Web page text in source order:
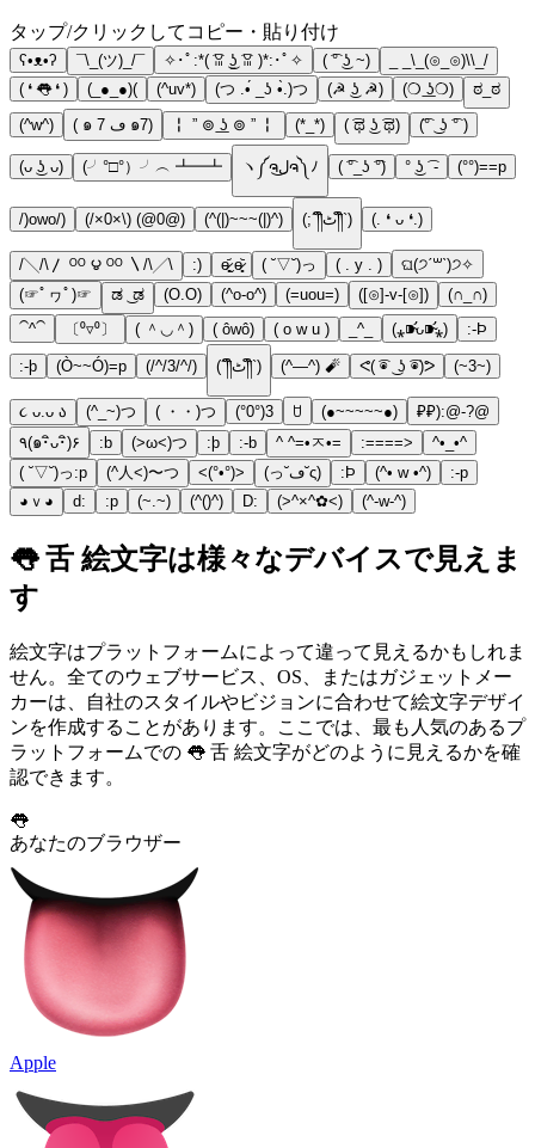
タップ/クリックしてコピー・貼り付け
ʕ•ᴥ•ʔ ¯\_(ツ)_/¯ ✧･ﾟ:*( ͡ꈍ ͜ʖ̫ ͡ꈍ )*:･ﾟ✧ ( ͡° ͜ʖ ~)
_ _\_(⊙_⊙)\\_/
( ❛ 👅 ❛ )
(_●_●)( (^uv*) (つ .•́ _ʖ •̀.)つ (☭ ͜ʖ ☭) (❍ ͟ʖ❍)
ಠ_ಠ
(^w^)
( ๑ ڡ 7 ๑7) ╏ ” ⊚ ͟ʖ ⊚ ” ╏ (*_*) ( ͡ಥ ͜ʖ ͡ಥ) (͡° ͜ ʖ ͡° )
(ᴗ ͜ʖ ᴗ) (╯°□°）╯︵ ┻━┻ ヽ༼ຈل͜ຈ༽ﾉ ( ͡°_ʖ ͡°) ° ͜ʖ ͡ - (°°)==p
/)owo/) (/×0×\) (@0@) (^(|)~~~(|)^) (;´༎ຶٹ༎ຶ`) (. ❛ ᴗ ❛.)
/╲/\〳 ᴼᴼ ౪ ᴼᴼ 〵/\╱\ :) ɵ̷̥̥᷄ˬɵ̷̥̥᷅ ( ˘▽˘)っ ( . y . )
ଘ(੭ˊ꒳ˋ)੭✧
(☞ﾟヮﾟ)☞
ಡ ͜ ಡ (O.O) (^o-o^) (=uou=) ([⊙]-v-[⊙])
(∩_∩)
⁀^⁀
〔⁰▿⁰〕 ( ＾◡＾) ( ôwô) ( o w u ) _^_ (⁎⁍̴̛ᴗ⁍̴̛⁎) :-Þ
:-þ (Ò~~Ó)=p (/^/3/^/) (´༎ຶٹ༎ຶ`) (^—^) 🧨 ᕙ( ͡◉ ͜ ʖ ͡◉)ᕗ (~3~)
૮ ᴗ.ᴗ ა (^_~)つ ( ・・)つ (°0°)3 ꇴ (●~~~~~●)
₽₽):@-?@
٩(๑･ิᴗ･ิ)۶
:b (>ω<)つ :þ :-b ^ ^=•ㅈ•= :====>
^•_•^
( ˘▽˘)っ:p
(^人<)〜つ <(°•°)> (っ˘ڡ˘ς) :Þ (^• w •^)
:-p
◕ｖ◕
d: :p (~.~) (^()^) D: (>^×^✿<) (^-w-^)
👅 舌 絵文字は様々なデバイスで見えま
す
絵文字はプラットフォームによって違って見えるかもしれま
せん。全てのウェブサービス、OS、またはガジェットメー
カーは、自社のスタイルやビジョンに合わせて絵文字デザイ
ンを作成することがあります。ここでは、最も人気のあるプ
ラットフォームでの 👅 舌 絵文字がどのように見えるかを確
認できます。
👅
あなたのブラウザー
Apple